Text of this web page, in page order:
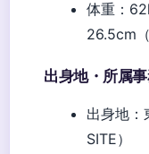
体重：
26.5cm（
出身地・所属
出身地：
SITE）